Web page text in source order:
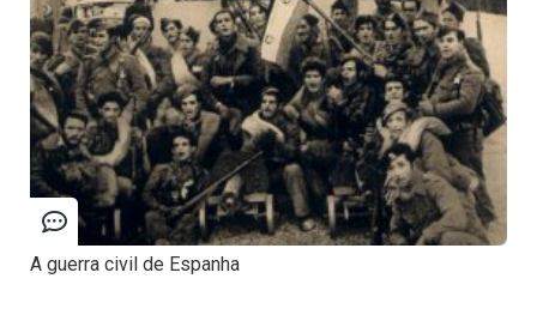
A guerra civil de Espanha